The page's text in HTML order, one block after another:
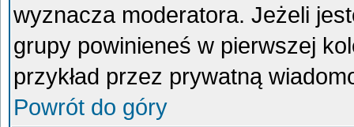
wyznacza moderatora. Jeżeli
grupy powinieneś w pierwszej
przykład przez prywatną
Powrót do góry